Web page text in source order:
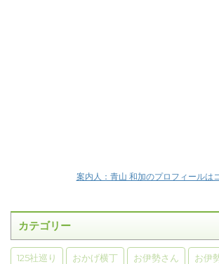
案内人：青山 和加のプロフィールは
カテゴリー
125社巡り おかげ横丁 お伊勢さん お伊